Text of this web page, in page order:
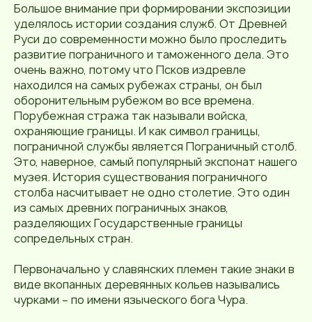
Большое внимание при формировании экспозиции
уделялось истории создания служб. От Древней
Руси до современности можно было проследить
развитие пограничного и таможенного дела. Это
очень важно, потому что Псков издревле
находился на самых рубежах страны, он был
оборонительным рубежом во все времена.
Порубежная стража так называли войска,
охраняющие границы. И как символ границы,
пограничной службы является Пограничный столб.
Это, наверное, самый популярный экспонат нашего
музея. История существования пограничного
столба насчитывает не одно столетие. Это один
из самых древних пограничных знаков,
разделяющих Государственные границы
сопредельных стран.
Первоначально у славянских племен такие знаки в
виде вкопанных деревянных кольев назывались
чурками – по имени языческого бога Чура.